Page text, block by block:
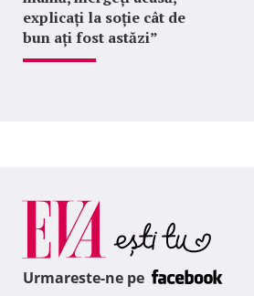
explicați la soție cât de
bun ați fost astăzi”
Urmareste-ne pe